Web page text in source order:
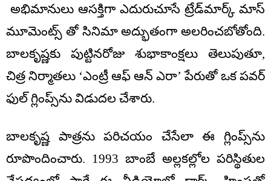
అభిమానులు ఆసక్తిగా ఎదురుచూసే ట్రేడ్‌మార్క్ మాస్
మూమెంట్స్ తో సినిమా అద్భుతంగా అలరించబోతోంది.
బాలకృష్ణకు పుట్టినరోజు శుభాకాంక్షలు తెలుపుతూ,
చిత్ర నిర్మాతలు ‘ఎంట్రీ ఆఫ్ ఆన్ ఎరా’ పేరుతో ఒక పవర్
ఫుల్ గ్లింప్స్‌ను విడుదల చేశారు.
బాలకృష్ణ పాత్రను పరిచయం చేసేలా ఈ గ్లింప్స్‌ను
రూపొందించారు. 1993 బాంబే అల్లకల్లోల పరిస్థితుల